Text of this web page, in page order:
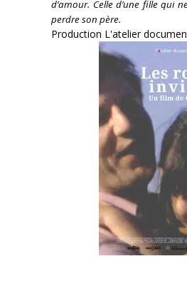
d’amour. Celle d’une fille qui
perdre son père.
Production L'atelier